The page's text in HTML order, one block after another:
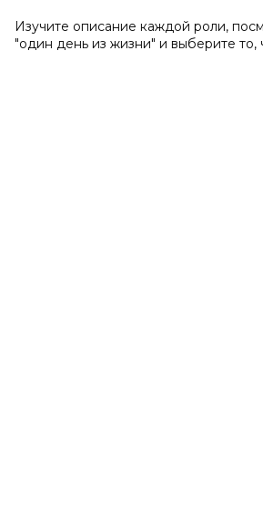
Изучите описание каждой роли,
"один день из жизни" и выберите то,